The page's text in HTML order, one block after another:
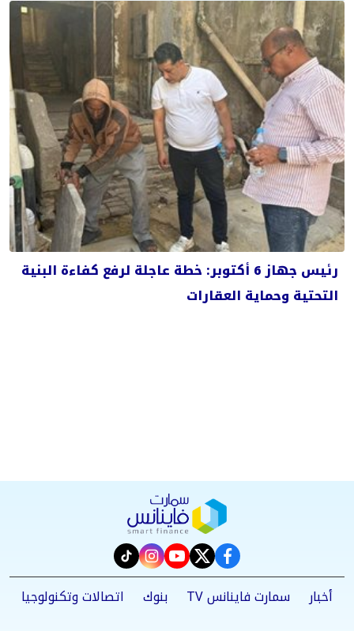
رئيس جهاز 6 أكتوبر: خطة عاجلة لرفع كفاءة البنية
التحتية وحماية العقارات
facebook
twitter
youtube
instagram
tiktok
أخبار
سمارت فاينانس TV بنوك
اتصالات وتكنولوجيا